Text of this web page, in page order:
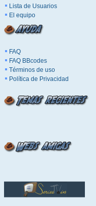
Lista de Usuarios
El equipo
FAQ
FAQ BBcodes
Términos de uso
Política de Privacidad